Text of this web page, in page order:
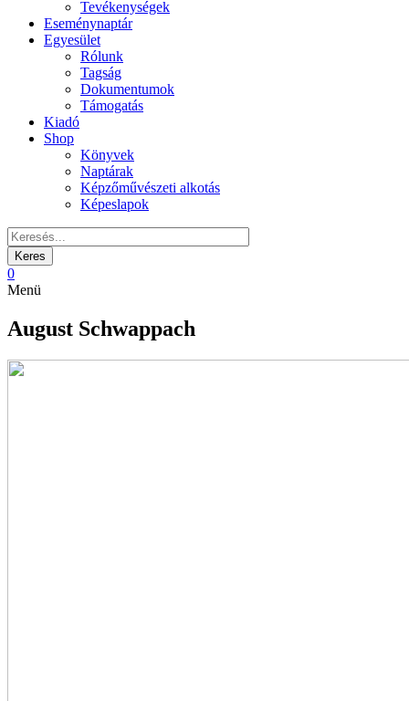
Tevékenységek
Eseménynaptár
Egyesület
Rólunk
Tagság
Dokumentumok
Támogatás
Kiadó
Shop
Könyvek
Naptárak
Képzőművészeti alkotás
Képeslapok
0
Menü
August Schwappach